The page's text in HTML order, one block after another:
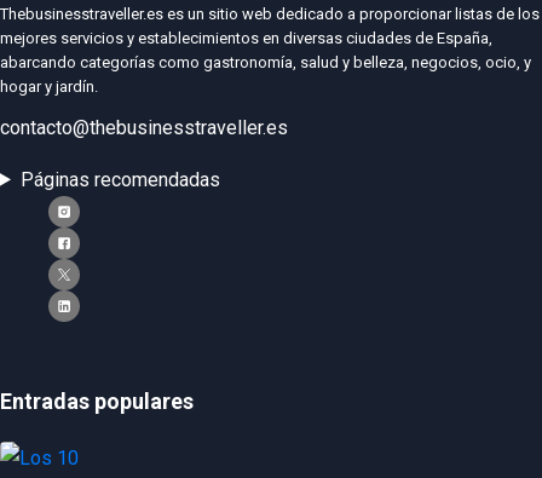
Thebusinesstraveller.es es un sitio web dedicado a proporcionar listas de los
mejores servicios y establecimientos en diversas ciudades de España,
abarcando categorías como gastronomía, salud y belleza, negocios, ocio, y
hogar y jardín.
contacto@thebusinesstraveller.es
Páginas recomendadas
Entradas populares